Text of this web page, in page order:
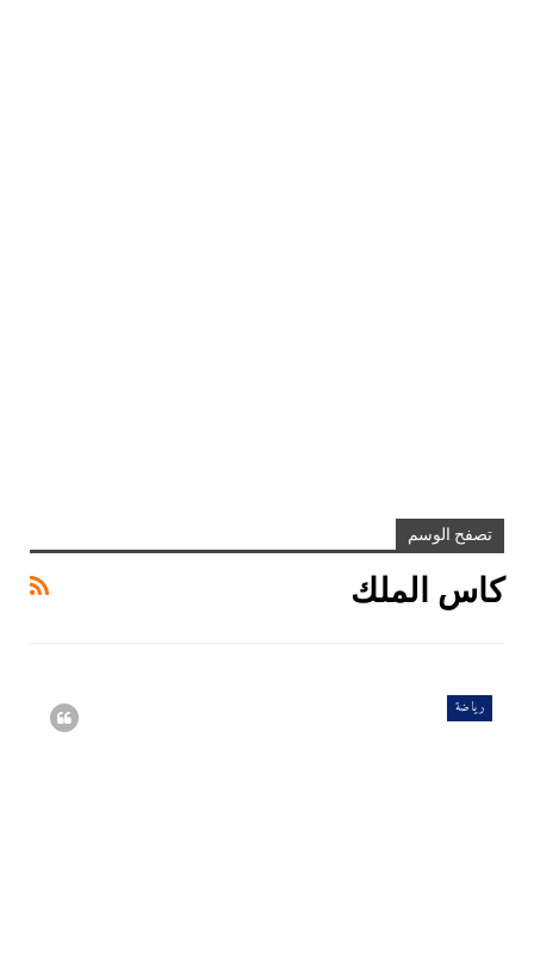
تصفح الوسم
كاس الملك
رياضة